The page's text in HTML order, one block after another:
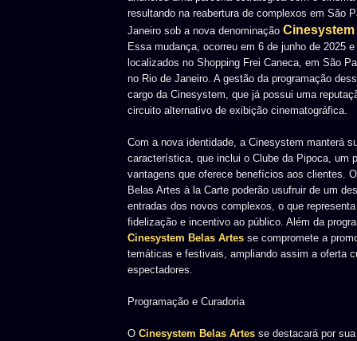
resultando na reabertura de complexos em São
Janeiro sob a nova denominação
Essa mudança, ocorreu em 6 de junho de 2025
localizados no Shopping Frei Caneca, em São
no Rio de Janeiro. A gestão da programação
cargo da Cinesystem, que já possui uma
circuito alternativo de exibição cinematográfica.
Com a nova identidade, a Cinesystem manterá
característica, que inclui o Clube da Pipoca, um
vantagens que oferece benefícios aos clientes.
Belas Artes à la Carte poderão usufruir de um
entradas dos novos complexos, o que
fidelização e incentivo ao público. Além da
Cinesystem Belas Artes se compromete a
temáticas e festivais, ampliando assim a oferta
espectadores.
Programação e Curadoria
O Cinesystem Belas Artes se destacará por